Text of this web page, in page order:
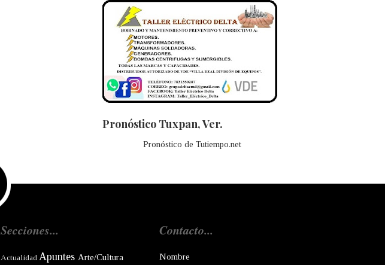
Pronóstico Tuxpan, Ver.
Pronóstico de Tutiempo.net
Secciones...
Actualidad Apuntes Arte/Cultura
Contacto...
Nombre